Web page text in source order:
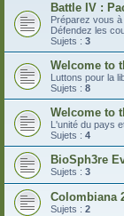
Battle IV :
Préparez vous
Défendez les
Sujets : 3
Welcome to
Luttons pour la
Sujets : 8
Welcome to
L'unité du pays
Sujets : 4
BioSph3re
Sujets : 3
Colombiana
Sujets : 2